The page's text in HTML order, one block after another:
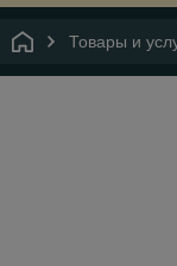
Товары и